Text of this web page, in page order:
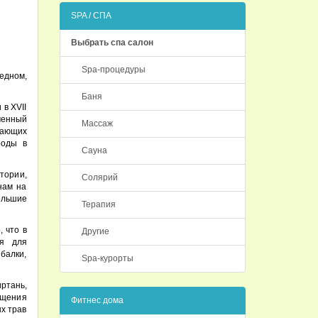
XVII
в
на
что в
для
трав
SPA / СПА
Выбрать спа салон
Spa-процедуры
Баня
Массаж
Сауна
Солярий
Терапия
Другие
Spa-курорты
Фитнес дома